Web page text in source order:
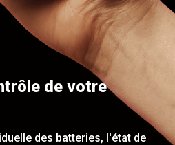
de votre
des batteries, l'état de